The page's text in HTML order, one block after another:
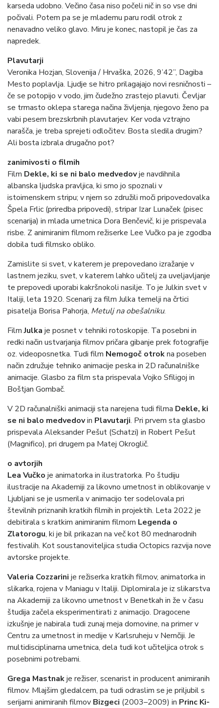
karseda udobno. Večino časa niso počeli nič in so vse dni
počivali. Potem pa se je mlademu paru rodil otrok z
nenavadno veliko glavo. Miru je konec, nastopil je čas za
napredek.
Plavutarji
Veronika Hozjan, Slovenija / Hrvaška, 2026, 9’42”, Dagiba
Mesto poplavlja. Ljudje se hitro prilagajajo novi resničnosti –
če se potopijo v vodo, jim čudežno zrastejo plavuti. Čevljar
se trmasto oklepa starega načina življenja, njegovo ženo pa
vabi pesem brezskrbnih plavutarjev. Ker voda vztrajno
narašča, je treba sprejeti odločitev. Bosta sledila drugim?
Ali bosta izbrala drugačno pot?
zanimivosti o filmih
Film Dekle, ki se ni balo medvedovje navdihnila
albanska ljudska pravljica, ki smo jo spoznali v
istoimenskem stripu; v njem so združili moči pripovedovalka
Špela Frlic (priredba pripovedi), stripar Izar Lunaček (pisec
scenarija) in mlada umetnica Dora Benčevič, ki je prispevala
risbe. Z animiranim filmom režiserke Lee Vučko pa je zgodba
dobila tudi filmsko obliko.
Zamislite si svet, v katerem je prepovedano izražanje v
lastnem jeziku, svet, v katerem lahko učitelj za uveljavljanje
te prepovedi uporabi kakršnokoli nasilje. To je Julkin svet v
Italiji, leta 1920. Scenarij za film Julka temelji na črtici
pisatelja Borisa Pahorja, Metulj na obešalniku.
FilmJulka je posnet v tehniki rotoskopije. Ta posebni in
redki način ustvarjanja filmov pričara gibanje prek fotografije
oz. videoposnetka. Tudi film Nemogoč otrokna poseben
način združuje tehniko animacije peska in 2D računalniške
animacije. Glasbo za film sta prispevala Vojko Sfiligoj in
Boštjan Gombač.
V 2D računalniški animaciji sta narejena tudi filma Dekle, ki
se ni balo medvedovin Plavutarji. Pri prvem sta glasbo
prispevala Aleksander Pešut (Schatzi) in Robert Pešut
(Magnifico), pri drugem pa Matej Okroglič.
o avtorjih
Lea Vučko je animatorka in ilustratorka. Po študiju
ilustracije na Akademiji za likovno umetnost in oblikovanje v
Ljubljani se je usmerila v animacijo ter sodelovala pri
številnih priznanih kratkih filmih in projektih. Leta 2022 je
debitirala s kratkim animiranim filmom Legenda o
Zlatorogu, ki je bil prikazan na več kot 80 mednarodnih
festivalih. Kot soustanoviteljica studia Octopics razvija nove
avtorske projekte.
Valeria Cozzarini je režiserka kratkih filmov, animatorka in
slikarka, rojena v Maniagu v Italiji. Diplomirala je iz slikarstva
na Akademiji za likovno umetnost v Benetkah in že v času
študija začela eksperimentirati z animacijo. Dragocene
izkušnje je nabirala tudi zunaj meja domovine, na primer v
Centru za umetnost in medije v Karlsruheju v Nemčiji. Je
multidisciplinarna umetnica, dela tudi kot učiteljica otrok s
posebnimi potrebami.
Grega Mastnakje režiser, scenarist in producent animiranih
filmov. Mlajšim gledalcem, pa tudi odraslim se je priljubil s
serijami animiranih filmov Bizgeci (2003–2009) in Princ Ki-